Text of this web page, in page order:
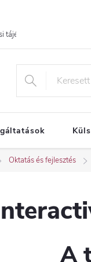
tájékoztató
Oktatás és fejlesztés
A